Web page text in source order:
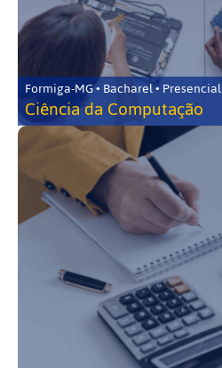
Formiga-MG • Bacharel • Presencial
Ciência da Computação